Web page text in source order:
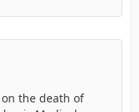
the death of